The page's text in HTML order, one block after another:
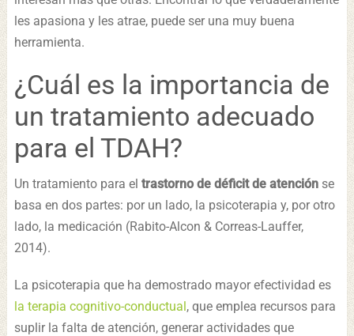
les apasiona y les atrae, puede ser una muy buena
herramienta.
¿Cuál es la importancia de
un tratamiento adecuado
para el TDAH?
Un tratamiento para el trastorno de déficit de atenciónse
basa en dos partes: por un lado, la psicoterapia y, por otro
lado, la medicación (Rabito-Alcon & Correas-Lauffer,
2014).
La psicoterapia que ha demostrado mayor efectividad es
la terapia cognitivo-conductual, que emplea recursos para
suplir la falta de atención, generar actividades que